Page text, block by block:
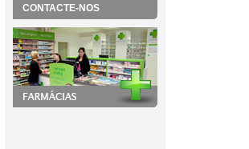
CONTACTE-NOS